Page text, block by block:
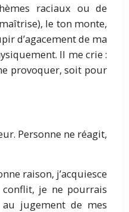
raciaux ou de
le ton monte,
d’agacement de ma
Il me crie :
provoquer, soit pour
Personne ne réagit,
raison, j’acquiesce
je ne pourrais
jugement de mes